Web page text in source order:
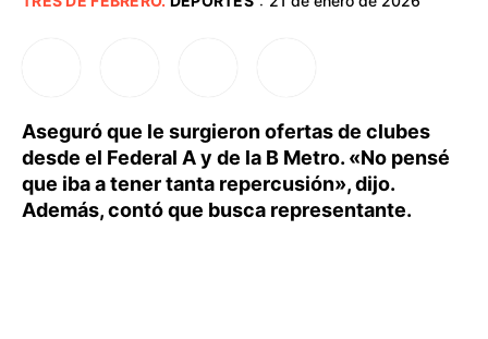
·
Aseguró que le surgieron ofertas de clubes
desde el Federal A y de la B Metro. «No pensé
que iba a tener tanta repercusión», dijo.
Además, contó que busca representante.